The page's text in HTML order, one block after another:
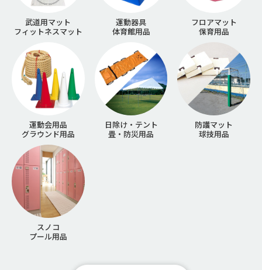
武道用マット
フィットネスマット
運動器具
体育館用品
フロアマット
保育用品
運動会用品
グラウンド用品
日除け・テント
畳・防災用品
防護マット
球技用品
スノコ
プール用品